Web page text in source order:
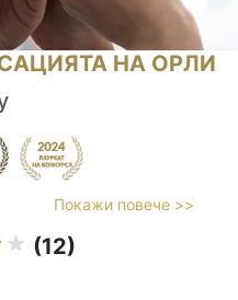
НА ОРЛИ
Покажи повече >>
(12)